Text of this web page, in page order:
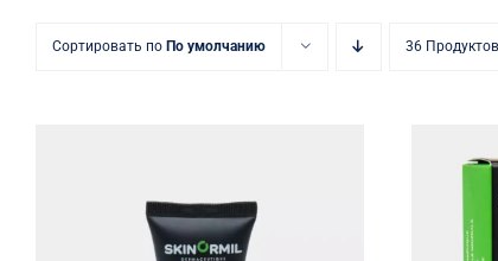
Сортировать по По умолчанию 36 Продуктов